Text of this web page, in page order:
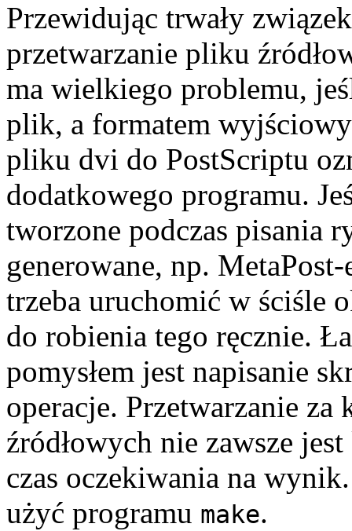
Przewidując trwały
przetwarzanie pliku
ma wielkiego problemu,
plik, a formatem
pliku dvi do PostScriptu
dodatkowego programu.
tworzone podczas pisania
generowane, np.
trzeba uruchomić w ściśle
do robienia tego ręcznie.
pomysłem jest napisanie
operacje. Przetwarzanie
źródłowych nie zawsze
czas oczekiwania na
użyć programu make.